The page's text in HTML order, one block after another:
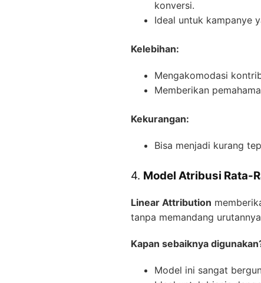
konversi.
Ideal untuk kampanye
Kelebihan:
Mengakomodasi
Memberikan
Kekurangan:
Bisa menjadi kurang
4. Model Atribusi Rata-
Linear Attribution
tanpa memandang
Kapan sebaiknya
Model ini sangat